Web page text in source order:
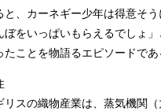
と、カーネギー少年は得意そ
ぼをいっぱいもらえるでしょ
たことを物語るエピソードであ
スの織物産業は、蒸気機関